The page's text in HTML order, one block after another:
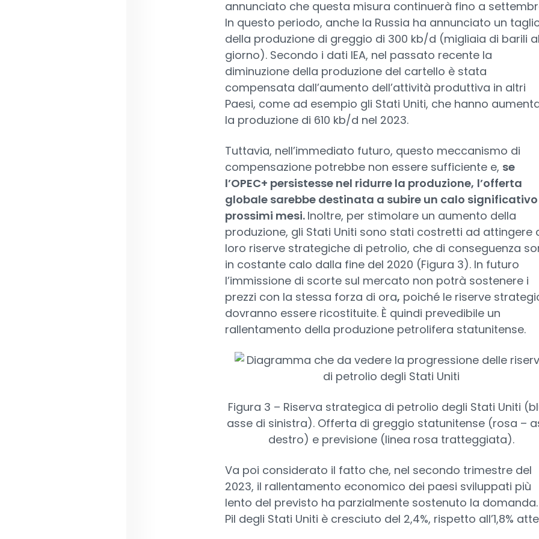
annunciato che questa misura continuerà fino a
In questo periodo, anche la Russia ha annunciato un
della produzione di greggio di 300 kb/d (migliaia di barili al
giorno). Secondo i dati IEA, nel passato recente la
diminuzione della produzione del cartello è stata
compensata dall’aumento dell’attività produttiva in altri
Paesi, come ad esempio gli Stati Uniti, che hanno
la produzione di 610 kb/d nel 2023.
Tuttavia, nell’immediato futuro, questo meccanismo di
compensazione potrebbe non essere sufficiente e, se
l’OPEC+ persistesse nel ridurre la produzione, l’offerta
globale sarebbe destinata a subire un calo significativo
prossimi mesi. Inoltre, per stimolare un aumento della
produzione, gli Stati Uniti sono stati costretti ad attingere
loro riserve strategiche di petrolio, che di conseguenza
in costante calo dalla fine del 2020 (Figura 3). In futuro
l’immissione di scorte sul mercato non potrà sostenere i
prezzi con la stessa forza di ora, poiché le riserve
dovranno essere ricostituite. È quindi prevedibile un
rallentamento della produzione petrolifera statunitense.
Figura 3 – Riserva strategica di petrolio degli Stati Uniti
asse di sinistra). Offerta di greggio statunitense (rosa –
destro) e previsione (linea rosa tratteggiata).
Va poi considerato il fatto che, nel secondo trimestre del
2023, il rallentamento economico dei paesi sviluppati più
lento del previsto ha parzialmente sostenuto la domanda.
Pil degli Stati Uniti è cresciuto del 2,4%, rispetto all’1,8%